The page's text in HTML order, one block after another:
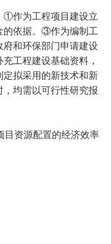
①作为工程项目建设立
的依据。③作为编制工
和环保部门申请建设
工程建设基础资料，
拟采用的新技术和新
均需以可行性研究报
目资源配置的经济效率